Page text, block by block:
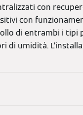
con
con
di entrambi i tipi
di umidità.